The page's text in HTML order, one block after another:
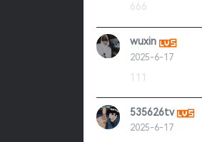
666
wuxin
2025-6-17
111
535626tv
2025-6-17